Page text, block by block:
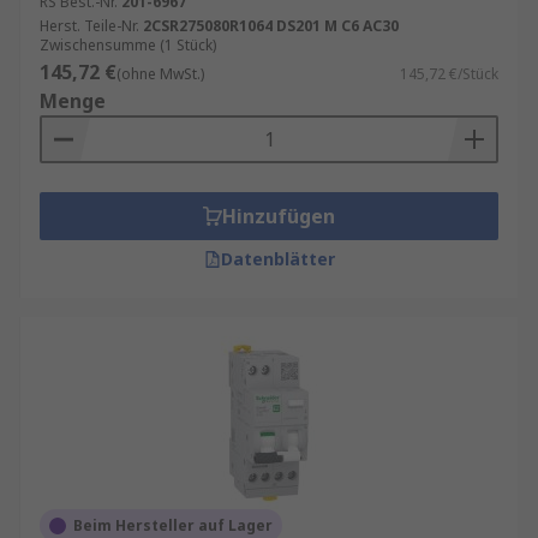
Herst. Teile-Nr. 2CSR275080R1064 DS201 M C6 AC30
Zwischensumme (1 Stück)
145,72 €(ohne MwSt.) 145,72 €/Stück
Menge
Hinzufügen
Datenblätter
Beim Hersteller auf Lager